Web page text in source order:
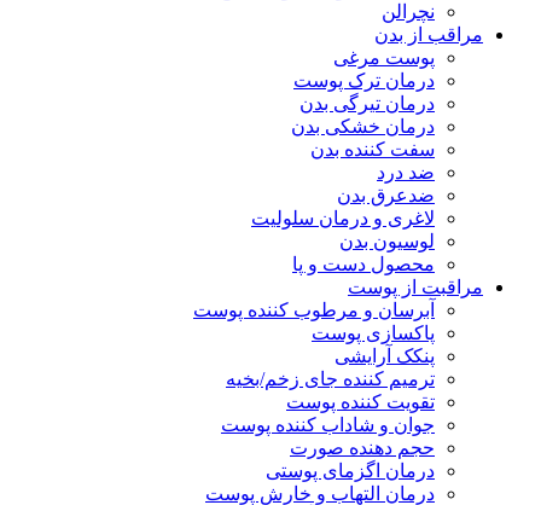
نچرالن
مراقب از بدن
پوست مرغی
درمان ترک پوست
درمان تیرگی بدن
درمان خشکی بدن
سفت کننده بدن
ضد درد
ضدعرق بدن
لاغری و درمان سلولیت
لوسیون بدن
محصول دست و پا
مراقبت از پوست
آبرسان و مرطوب کننده پوست
پاکسازی پوست
پنکک آرایشی
ترمیم کننده جای زخم/بخیه
تقویت کننده پوست
جوان و شاداب کننده پوست
حجم دهنده صورت
درمان اگزمای پوستی
درمان التهاب و خارش پوست